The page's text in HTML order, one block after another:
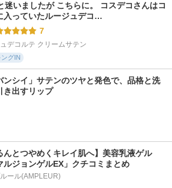
迷いましたが こちらに。 コスデコさんはコ
入っていたルージュデコ…
7
デコルテ クリームサテン
グIN
ンシイ」サテンのツヤと発色で、品格と洗
き出すリップ
んとつやめくキレイ肌へ】美容乳液ゲル
ルジョンゲルEX」クチコミまとめ
ール(AMPLEUR)